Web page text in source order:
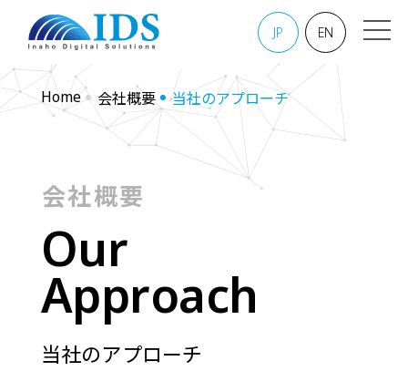
JP EN
Home 会社概要 当社のアプローチ
会社概要
Our
Approach
当社のアプローチ